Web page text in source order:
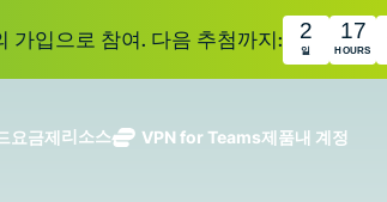
가입으로 참여. 다음 추첨까지: 2
일
17
HOURS
요금제리소스 VPN for Teams제품내 계정